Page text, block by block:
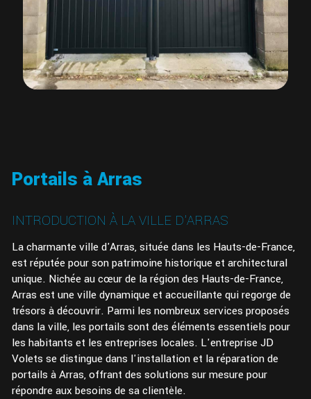
Portails à Arras
INTRODUCTION À LA VILLE D'ARRAS
La charmante ville d'Arras, située dans les Hauts-de-France,
est réputée pour son patrimoine historique et architectural
unique. Nichée au cœur de la région des Hauts-de-France,
Arras est une ville dynamique et accueillante qui regorge de
trésors à découvrir. Parmi les nombreux services proposés
dans la ville, les portails sont des éléments essentiels pour
les habitants et les entreprises locales. L'entreprise JD
Volets se distingue dans l'installation et la réparation de
portails à Arras, offrant des solutions sur mesure pour
répondre aux besoins de sa clientèle.